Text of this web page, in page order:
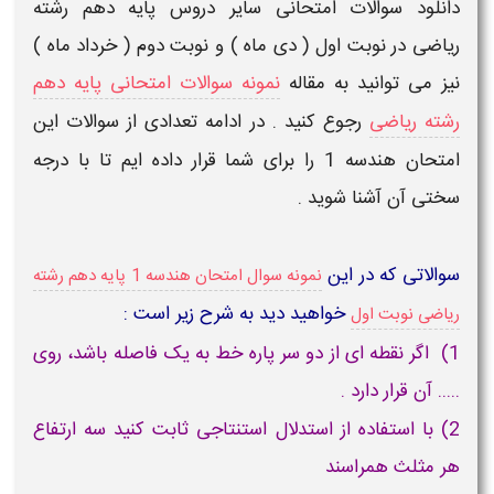
دانلود سوالات امتحانی سایر دروس پایه دهم رشته
ریاضی در نوبت اول ( دی ماه ) و نوبت دوم ( خرداد ماه )
نیز می توانید به مقاله نمونه سوالات امتحانی پایه دهم
رشته ریاضی رجوع کنید . در ادامه تعدادی از سوالات این
امتحان هندسه
1 را برای شما قرار داده ایم تا با درجه
سختی آن آشنا شوید .
سوالاتی که در این
نمونه سوال امتحان هندسه 1 پایه دهم رشته
ریاضی نوبت اول خواهید دید به شرح زیر است :
1) اگر نقطه ای از دو سر پاره خط به یک فاصله باشد، روی
..... آن قرار دارد .
2) با استفاده از استدلال استنتاجی ثابت کنید سه ارتفاع
هر مثلث همراسند